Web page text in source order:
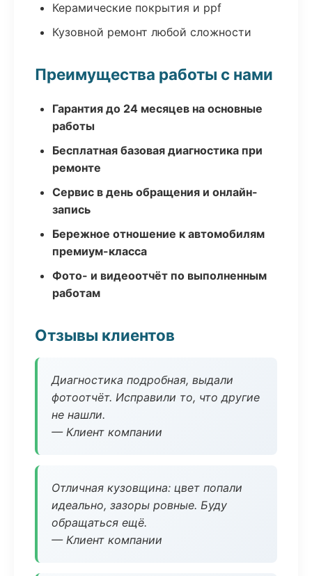
Керамические покрытия и ppf
Кузовной ремонт любой сложности
Преимущества работы с нами
Гарантия до 24 месяцев на основные
работы
Бесплатная базовая диагностика при
ремонте
Сервис в день обращения и онлайн-
запись
Бережное отношение к автомобилям
премиум-класса
Фото- и видеоотчёт по выполненным
работам
Отзывы клиентов
Диагностика подробная, выдали
фотоотчёт. Исправили то, что другие
не нашли.
— Клиент компании
Отличная кузовщина: цвет попали
идеально, зазоры ровные. Буду
обращаться ещё.
— Клиент компании